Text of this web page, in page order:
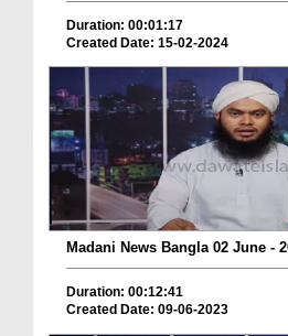
Duration: 00:01:17
Created Date: 15-02-2024
Madani News Bangla 02 June -
Duration: 00:12:41
Created Date: 09-06-2023